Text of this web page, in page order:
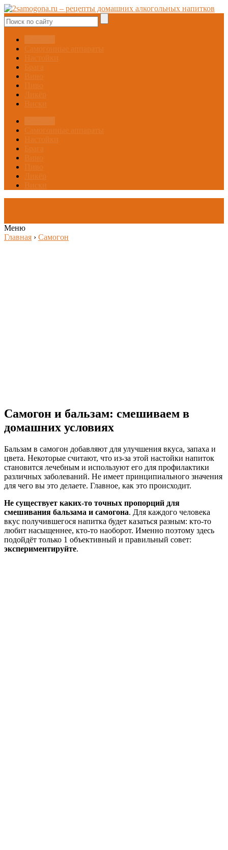
Самогонные аппараты
Настойки
Брага
Вино
Пиво
Ликёр
Виски
Самогонные аппараты
Настойки
Брага
Вино
Пиво
Ликёр
Виски
Меню
Главная › Самогон
Самогон и бальзам: смешиваем в
домашних условиях
Бальзам в самогон добавляют для улучшения вкуса, запаха и
цвета. Некоторые считают, что из-за этой настойки напиток
становится лечебным и используют его для профилактики
различных заболеваний. Не имеет принципиального значения
для чего вы это делаете. Главное, как это происходит.
Не существует каких-то точных пропорций для
смешивания бальзама и самогона. Для каждого человека
вкус получившегося напитка будет казаться разным: кто-то
любит насыщеннее, кто-то наоборот. Именно поэтому здесь
подойдёт только 1 объективный и правильный совет:
экспериментируйте.